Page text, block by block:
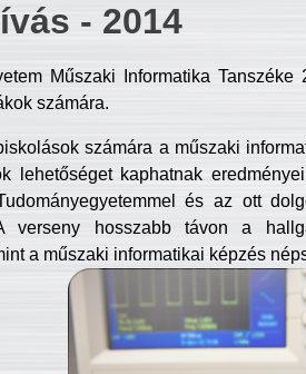
- 2014
Műszaki Informatika
számára.
számára a műszaki
lehetőséget kaphatnak
és az ott
verseny hosszabb távon a
a műszaki informatikai képzés